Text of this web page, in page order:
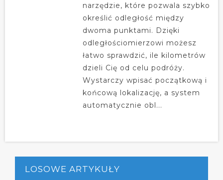
narzędzie, które pozwala szybko
określić odległość między
dwoma punktami. Dzięki
odległościomierzowi możesz
łatwo sprawdzić, ile kilometrów
dzieli Cię od celu podróży.
Wystarczy wpisać początkową i
końcową lokalizację, a system
automatycznie obl...
LOSOWE ARTYKUŁY